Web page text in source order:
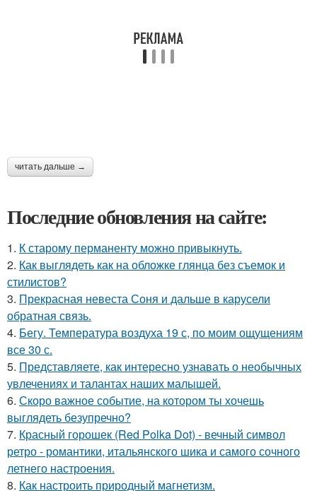
читать дальше →
Последние обновления на сайте:
1. К старому перманенту можно привыкнуть.
2. Как выглядеть как на обложке глянца без съемок и
стилистов?
3. Прекрасная невеста Соня и дальше в карусели
обратная связь.
4. Бегу. Температура воздуха 19 с, по моим ощущениям
все 30 с.
5. Представляете, как интересно узнавать о необычных
увлечениях и талантах наших малышей.
6. Скоро важное событие, на котором ты хочешь
выглядеть безупречно?
7. Красный горошек (Red Polka Dot) - вечный символ
ретро - романтики, итальянского шика и самого сочного
летнего настроения.
8. Как настроить природный магнетизм.